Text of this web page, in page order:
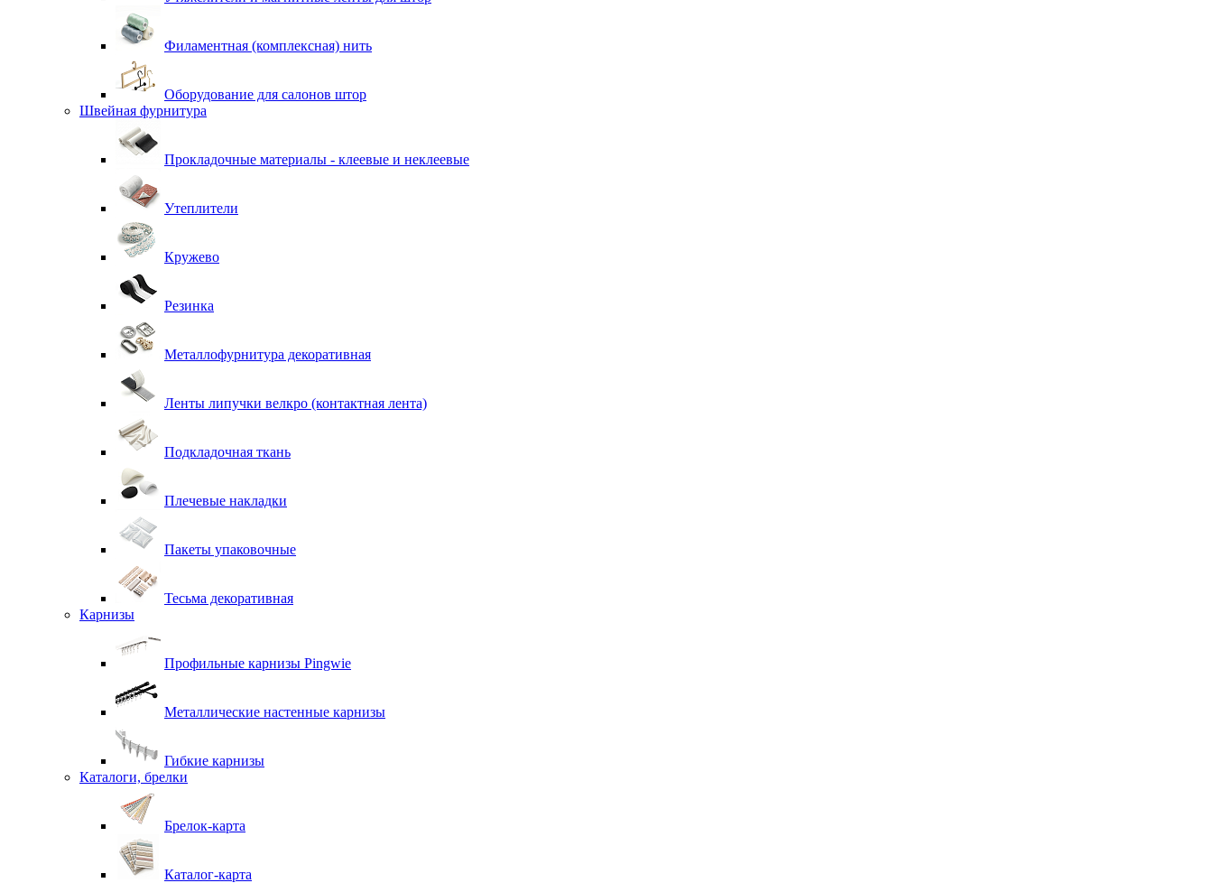
Филаментная (комплексная) нить
Оборудование для салонов штор
Швейная фурнитура
Прокладочные материалы - клеевые и неклеевые
Утеплители
Кружево
Резинка
Металлофурнитура декоративная
Ленты липучки велкро (контактная лента)
Подкладочная ткань
Плечевые накладки
Пакеты упаковочные
Тесьма декоративная
Карнизы
Профильные карнизы Pingwie
Металлические настенные карнизы
Гибкие карнизы
Каталоги, брелки
Брелок-карта
Каталог-карта